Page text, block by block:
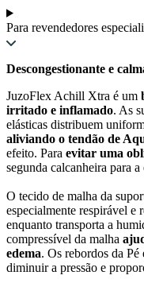
Para revendedores
Descongestionante e
JuzoFlex Achill Xtra é um
irritado e inflamado. As
elásticas distribuem
aliviando o tendão de
efeito. Para evitar uma
segunda calcanheira para a
O tecido de malha da
especialmente respirável e
enquanto transporta a
compressível da malha
edema. Os rebordos da
diminuir a pressão e